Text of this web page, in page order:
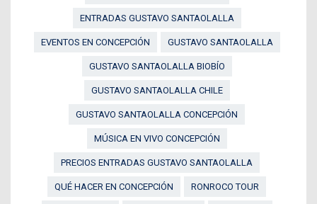
ENTRADAS GUSTAVO SANTAOLALLA
EVENTOS EN CONCEPCIÓN GUSTAVO SANTAOLALLA
GUSTAVO SANTAOLALLA BIOBÍO
GUSTAVO SANTAOLALLA CHILE
GUSTAVO SANTAOLALLA CONCEPCIÓN
MÚSICA EN VIVO CONCEPCIÓN
PRECIOS ENTRADAS GUSTAVO SANTAOLALLA
QUÉ HACER EN CONCEPCIÓN RONROCO TOUR